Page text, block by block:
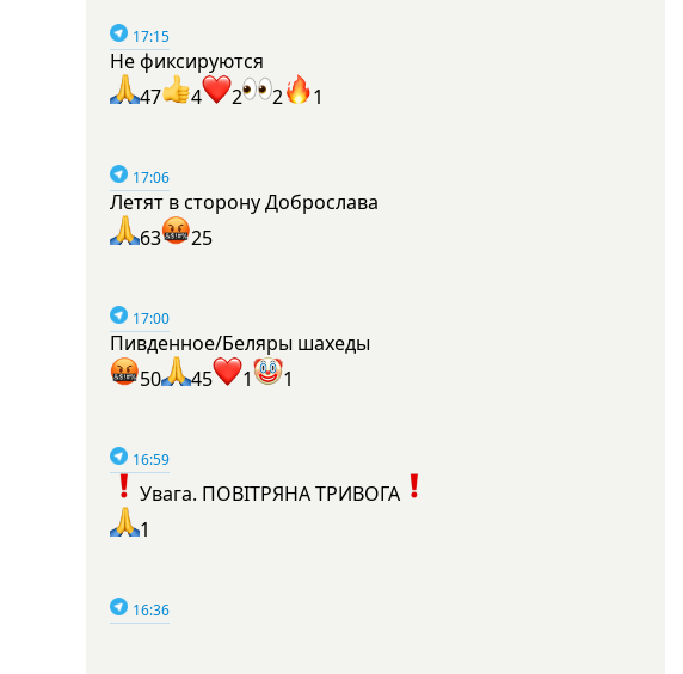
17:15
Не фиксируются
47
4 2 2 1
17:06
Летят в сторону Доброслава
63
25
17:00
Пивденное/Беляры шахеды
50
45 1 1
16:59
Увага. ПОВІТРЯНА ТРИВОГА
1
16:36